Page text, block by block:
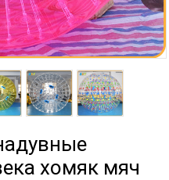
хомяк мяч